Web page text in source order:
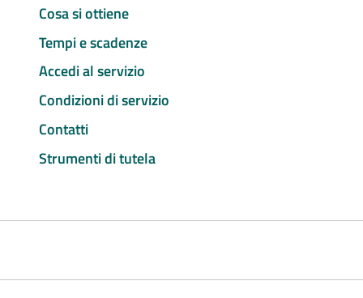
Cosa si ottiene
Tempi e scadenze
Accedi al servizio
Condizioni di servizio
Contatti
Strumenti di tutela